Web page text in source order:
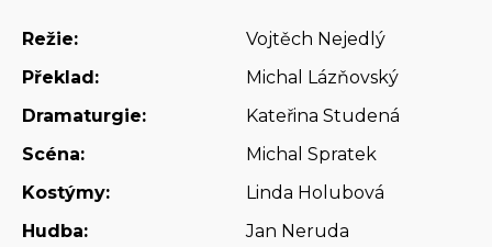
Režie:
Vojtěch Nejedlý
Překlad:
Michal Lázňovský
Dramaturgie:
Kateřina Studená
Scéna:
Michal Spratek
Kostýmy:
Linda Holubová
Hudba:
Jan Neruda